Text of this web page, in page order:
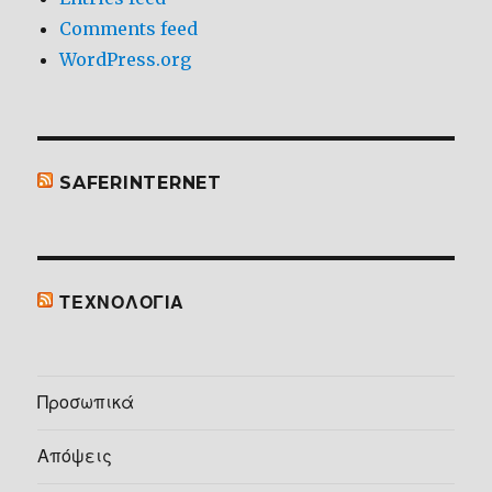
Comments feed
WordPress.org
SAFERINTERNET
ΤΕΧΝΟΛΟΓΙΑ
Προσωπικά
Απόψεις